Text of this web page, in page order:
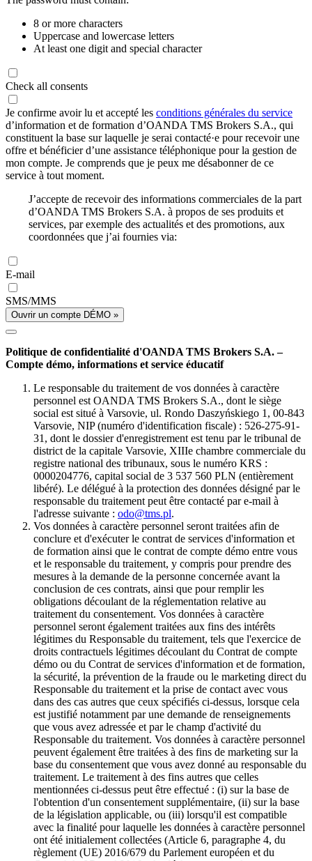
8 or more characters
Uppercase and lowercase letters
At least one digit and special character
Check all consents
Je confirme avoir lu et accepté les conditions générales du service
d’information et de formation d’OANDA TMS Brokers S.A., qui
constituent la base sur laquelle je serai contacté·e pour recevoir une
offre et bénéficier d’une assistance téléphonique pour la gestion de
mon compte. Je comprends que je peux me désabonner de ce
service à tout moment.
J’accepte de recevoir des informations commerciales de la part
d’OANDA TMS Brokers S.A. à propos de ses produits et
services, par exemple des actualités et des promotions, aux
coordonnées que j’ai fournies via:
E-mail
SMS/MMS
Ouvrir un compte DÉMO »
Politique de confidentialité d'OANDA TMS Brokers S.A. –
Compte démo, informations et service éducatif
Le responsable du traitement de vos données à caractère
personnel est OANDA TMS Brokers S.A., dont le siège
social est situé à Varsovie, ul. Rondo Daszyńskiego 1, 00-843
Varsovie, NIP (numéro d'identification fiscale) : 526-275-91-
31, dont le dossier d'enregistrement est tenu par le tribunal de
district de la capitale Varsovie, XIIIe chambre commerciale du
registre national des tribunaux, sous le numéro KRS :
0000204776, capital social de 3 537 560 PLN (entièrement
libéré). Le délégué à la protection des données désigné par le
responsable du traitement peut être contacté par e-mail à
l'adresse suivante : odo@tms.pl.
Vos données à caractère personnel seront traitées afin de
conclure et d'exécuter le contrat de services d'information et
de formation ainsi que le contrat de compte démo entre vous
et le responsable du traitement, y compris pour prendre des
mesures à la demande de la personne concernée avant la
conclusion de ces contrats, ainsi que pour remplir les
obligations découlant de la réglementation relative au
traitement du consentement. Vos données à caractère
personnel seront également traitées aux fins des intérêts
légitimes du Responsable du traitement, tels que l'exercice de
droits contractuels légitimes découlant du Contrat de compte
démo ou du Contrat de services d'information et de formation,
la sécurité, la prévention de la fraude ou le marketing direct du
Responsable du traitement et la prise de contact avec vous
dans des cas autres que ceux spécifiés ci-dessus, lorsque cela
est justifié notamment par une demande de renseignements
que vous avez adressée et par le champ d'activité du
Responsable du traitement. Vos données à caractère personnel
peuvent également être traitées à des fins de marketing sur la
base du consentement que vous avez donné au responsable du
traitement. Le traitement à des fins autres que celles
mentionnées ci-dessus peut être effectué : (i) sur la base de
l'obtention d'un consentement supplémentaire, (ii) sur la base
de la législation applicable, ou (iii) lorsqu'il est compatible
avec la finalité pour laquelle les données à caractère personnel
ont été initialement collectées (Article 6, paragraphe 4, du
règlement (UE) 2016/679 du Parlement européen et du